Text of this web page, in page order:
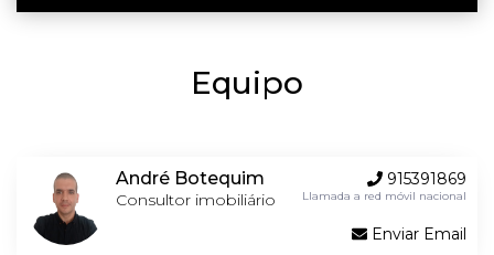
Equipo
André Botequim
Consultor imobiliário
915391869
Llamada a red móvil nacional
Enviar Email